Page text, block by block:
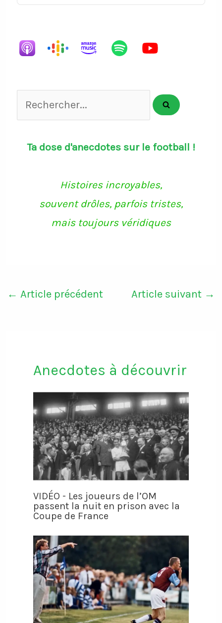
Episode
Episodes
Episode
Rechercher...
Ta dose d'anecdotes sur le football !
Histoires incroyables,
souvent drôles, parfois tristes,
mais toujours véridiques
← Article précédent Article suivant →
Anecdotes à découvrir
VIDÉO - Les joueurs de l’OM
passent la nuit en prison avec la
Coupe de France